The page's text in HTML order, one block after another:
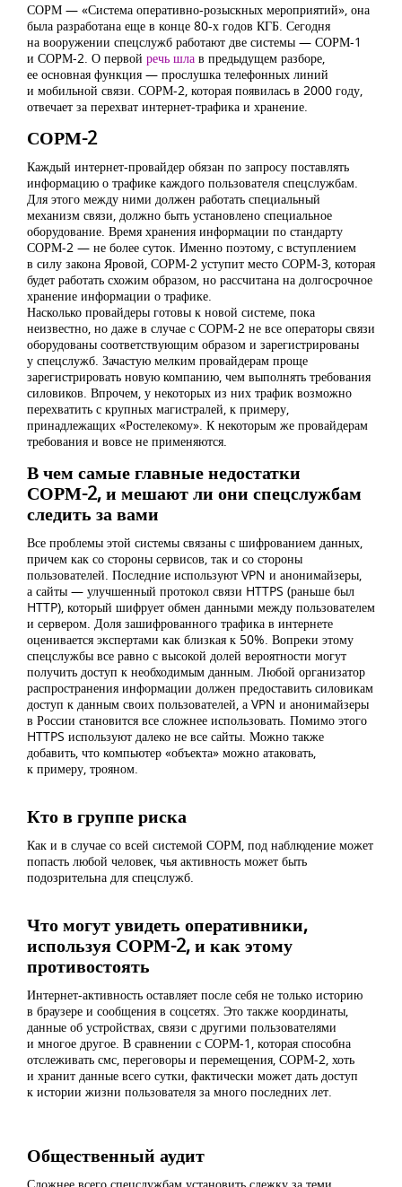
СОРМ — «Система оперативно-розыскных мероприятий», она
была разработана еще в конце 80-х годов КГБ. Сегодня
на вооружении спецслужб работают две системы — СОРМ-1
и СОРМ-2. О первой речь шла в предыдущем разборе,
ее основная функция — прослушка телефонных линий
и мобильной связи. СОРМ-2, которая появилась в 2000 году,
отвечает за перехват интернет-трафика и хранение.
СОРМ-2
Каждый интернет-провайдер обязан по запросу поставлять
информацию о трафике каждого пользователя спецслужбам.
Для этого между ними должен работать специальный
механизм связи, должно быть установлено специальное
оборудование. Время хранения информации по стандарту
СОРМ-2 — не более суток. Именно поэтому, с вступлением
в силу закона Яровой, СОРМ-2 уступит место СОРМ-3, которая
будет работать схожим образом, но рассчитана на долгосрочное
хранение информации о трафике.
Насколько провайдеры готовы к новой системе, пока
неизвестно, но даже в случае с СОРМ-2 не все операторы связи
оборудованы соответствующим образом и зарегистрированы
у спецслужб. Зачастую мелким провайдерам проще
зарегистрировать новую компанию, чем выполнять требования
силовиков. Впрочем, у некоторых из них трафик возможно
перехватить с крупных магистралей, к примеру,
принадлежащих «Ростелекому». К некоторым же провайдерам
требования и вовсе не применяются.
В чем самые главные недостатки
СОРМ-2, и мешают ли они спецслужбам
следить за вами
Все проблемы этой системы связаны с шифрованием данных,
причем как со стороны сервисов, так и со стороны
пользователей. Последние используют VPN и анонимайзеры,
а сайты — улучшенный протокол связи HTTPS (раньше был
HTTP), который шифрует обмен данными между пользователем
и сервером. Доля зашифрованного трафика в интернете
оценивается экспертами как близкая к 50%. Вопреки этому
спецслужбы все равно с высокой долей вероятности могут
получить доступ к необходимым данным. Любой организатор
распространения информации должен предоставить силовикам
доступ к данным своих пользователей, а VPN и анонимайзеры
в России становится все сложнее использовать. Помимо этого
HTTPS используют далеко не все сайты. Можно также
добавить, что компьютер «объекта» можно атаковать,
к примеру, трояном.
Кто в группе риска
Как и в случае со всей системой СОРМ, под наблюдение может
попасть любой человек, чья активность может быть
подозрительна для спецслужб.
Что могут увидеть оперативники,
используя СОРМ-2, и как этому
противостоять
Интернет-активность оставляет после себя не только историю
в браузере и сообщения в соцсетях. Это также координаты,
данные об устройствах, связи с другими пользователями
и многое другое. В сравнении с СОРМ-1, которая способна
отслеживать смс, переговоры и перемещения, СОРМ-2, хоть
и хранит данные всего сутки, фактически может дать доступ
к истории жизни пользователя за много последних лет.
Общественный аудит